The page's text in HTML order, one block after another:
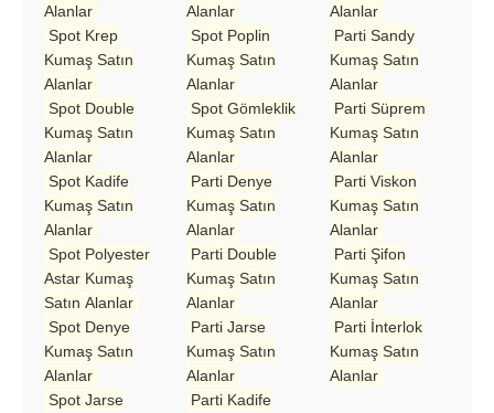
Alanlar
Spot Krep
Kumaş Satın
Alanlar
Spot Double
Kumaş Satın
Alanlar
Spot Kadife
Kumaş Satın
Alanlar
Spot Polyester
Astar Kumaş
Satın Alanlar
Spot Denye
Kumaş Satın
Alanlar
Spot Jarse
Alanlar
Spot Poplin
Kumaş Satın
Alanlar
Spot Gömleklik
Kumaş Satın
Alanlar
Parti Denye
Kumaş Satın
Alanlar
Parti Double
Kumaş Satın
Alanlar
Parti Jarse
Kumaş Satın
Alanlar
Parti Kadife
Alanlar
Parti Sandy
Kumaş Satın
Alanlar
Parti Süprem
Kumaş Satın
Alanlar
Parti Viskon
Kumaş Satın
Alanlar
Parti Şifon
Kumaş Satın
Alanlar
Parti İnterlok
Kumaş Satın
Alanlar